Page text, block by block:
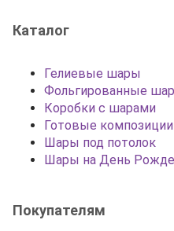
Каталог
Гелиевые шары
Фольгированные
Коробки с шарами
Готовые композиции
Шары под потолок
Шары на День
Покупателям